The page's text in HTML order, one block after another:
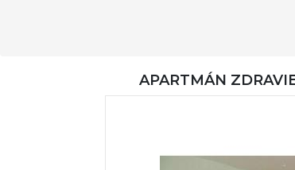
APARTMÁN